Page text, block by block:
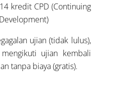
kredit CPD (Continuing
ujian (tidak lulus),
ujian kembali
tanpa biaya (gratis).